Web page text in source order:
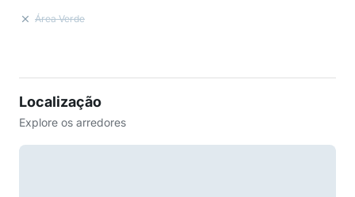
Área Verde
Localização
Explore os arredores